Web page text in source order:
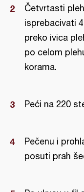
Četvrtasti
isprebacivati
preko ivica
po celom
korama.
Peći na 220
Pečenu i
posuti prah